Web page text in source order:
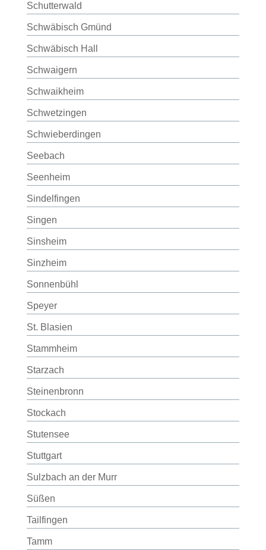
Schutterwald
Schwäbisch Gmünd
Schwäbisch Hall
Schwaigern
Schwaikheim
Schwetzingen
Schwieberdingen
Seebach
Seenheim
Sindelfingen
Singen
Sinsheim
Sinzheim
Sonnenbühl
Speyer
St. Blasien
Stammheim
Starzach
Steinenbronn
Stockach
Stutensee
Stuttgart
Sulzbach an der Murr
Süßen
Tailfingen
Tamm